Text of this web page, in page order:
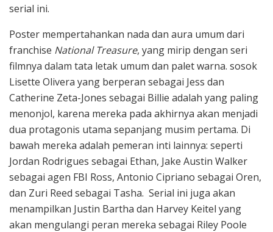
serial ini.
Poster mempertahankan nada dan aura umum dari
franchise National Treasure, yang mirip dengan seri
filmnya dalam tata letak umum dan palet warna. sosok
Lisette Olivera yang berperan sebagai Jess dan
Catherine Zeta-Jones sebagai Billie adalah yang paling
menonjol, karena mereka pada akhirnya akan menjadi
dua protagonis utama sepanjang musim pertama. Di
bawah mereka adalah pemeran inti lainnya: seperti
Jordan Rodrigues sebagai Ethan, Jake Austin Walker
sebagai agen FBI Ross, Antonio Cipriano sebagai Oren,
dan Zuri Reed sebagai Tasha. Serial ini juga akan
menampilkan Justin Bartha dan Harvey Keitel yang
akan mengulangi peran mereka sebagai Riley Poole